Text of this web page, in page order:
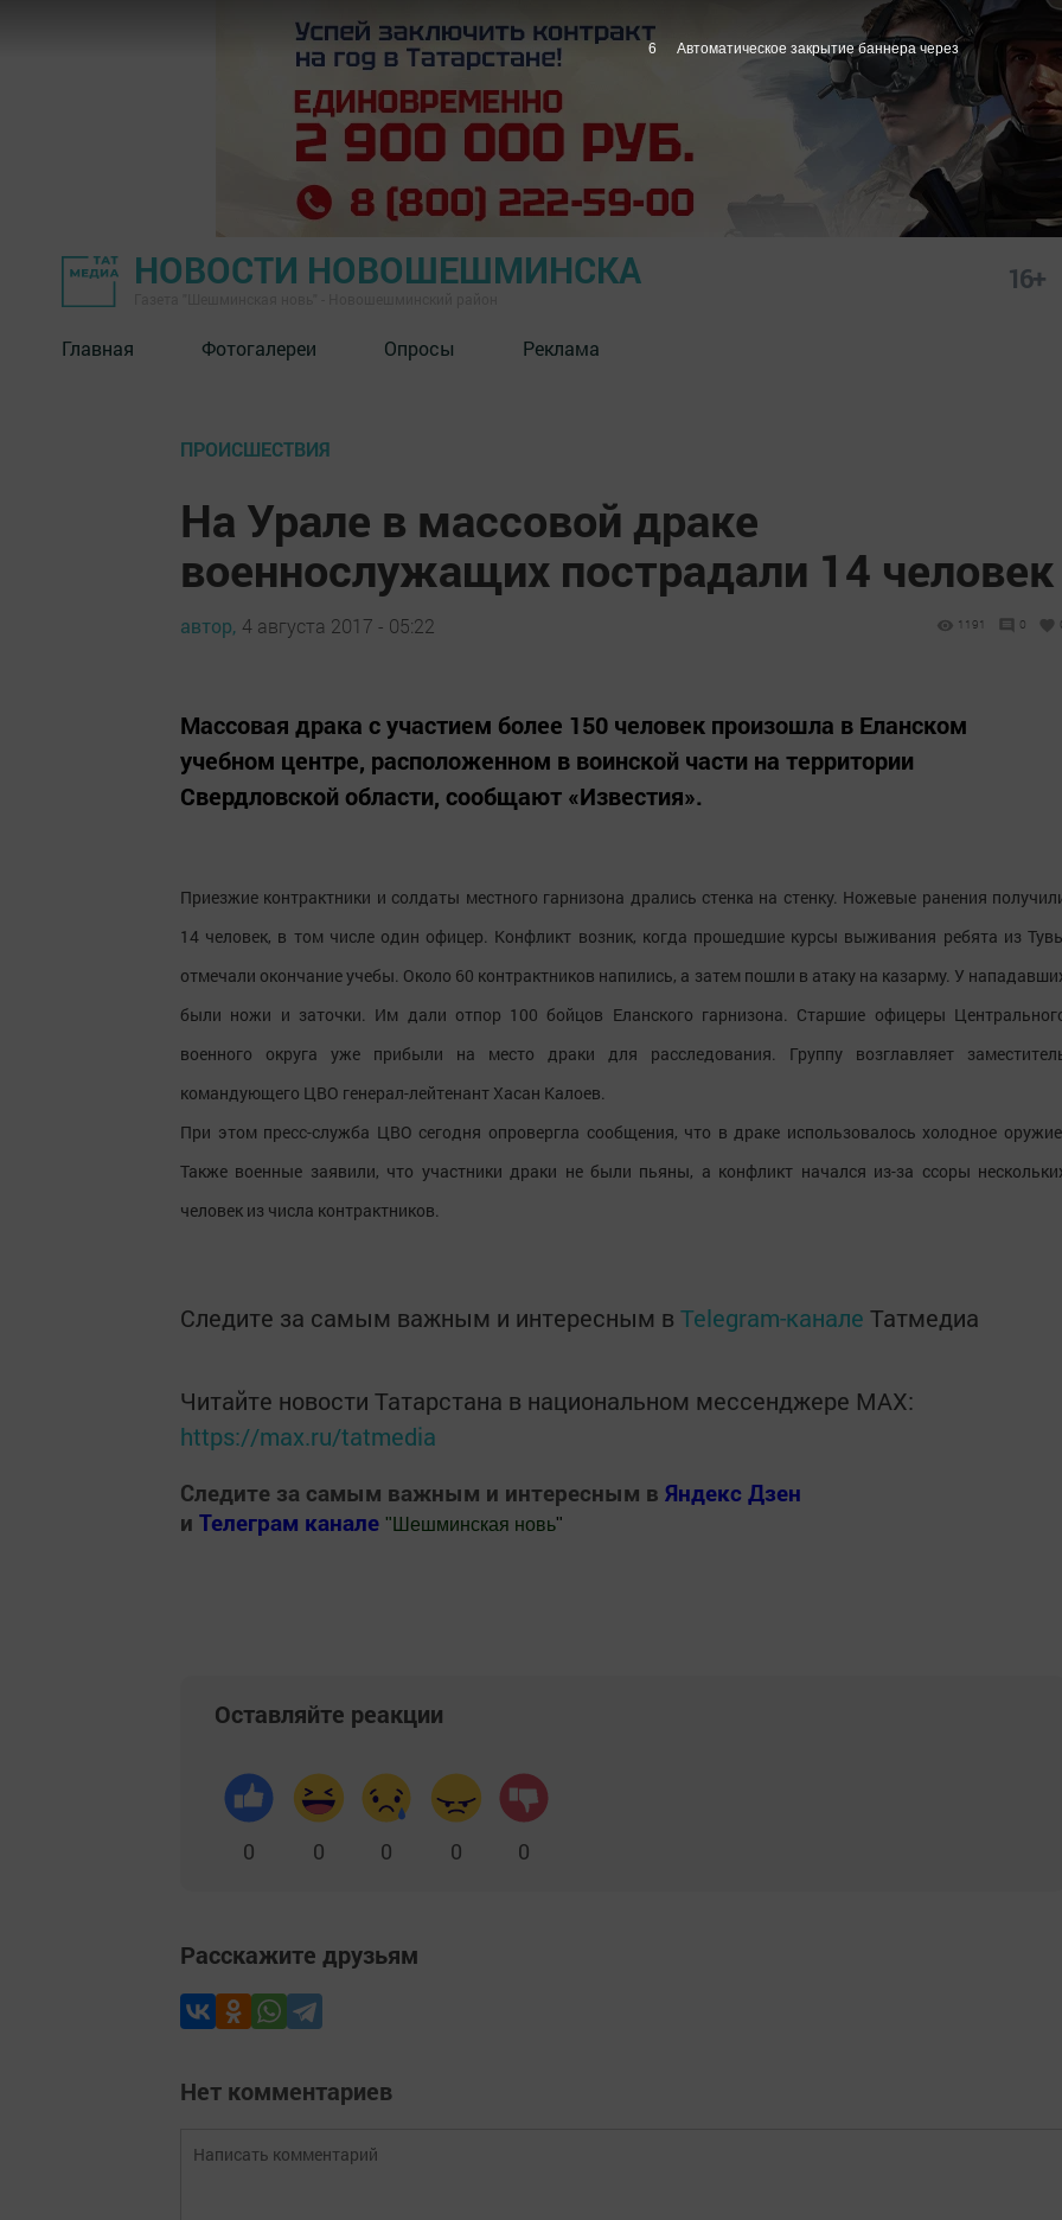
НОВОСТИ НОВОШЕШМИНСКА 16+
Главная Фотогалереи Опросы Реклама
ПРОИСШЕСТВИЯ
На Урале в массовой драке
военнослужащих пострадали 14 человек
автор, 4 августа 2017 - 05:22 1191 0
Массовая драка с участием более 150 человек произошла в Еланском
учебном центре, расположенном в воинской части на территории
Свердловской области, сообщают «Известия».
Приезжие контрактники и солдаты местного гарнизона дрались стенка на стенку. Ножевые ранения
14 человек, в том числе один офицер. Конфликт возник, когда прошедшие курсы выживания ребята из
отмечали окончание учебы. Около 60 контрактников напились, а затем пошли в атаку на казарму. У
были ножи и заточки. Им дали отпор 100 бойцов Еланского гарнизона. Старшие офицеры
военного округа уже прибыли на место драки для расследования. Группу возглавляет
командующего ЦВО генерал-лейтенант Хасан Калоев.
При этом пресс-служба ЦВО сегодня опровергла сообщения, что в драке использовалось холодное
Также военные заявили, что участники драки не были пьяны, а конфликт начался из-за ссоры
человек из числа контрактников.
Следите за самым важным и интересным в Telegram-канале Татмедиа
Читайте новости Татарстана в национальном мессенджере MАХ:
https://max.ru/tatmedia
Следите за самым важным и интересным в Яндекс Дзен
и Телеграм канале " Шешминская новь"
Оставляйте реакции
0 0 0 0 0
Расскажите друзьям
Нет комментариев
5 Автоматическое закрытие баннера через